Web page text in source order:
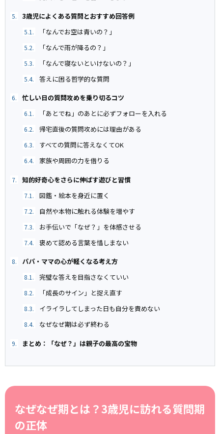
5. 3歳児によくある質問とおすすめ回答例
5.1. 「なんでお空は青いの？」
5.2. 「なんで雨が降るの？」
5.3. 「なんで寝ないといけないの？」
5.4. 答えに困る哲学的な質問
6. 忙しい日の質問攻めを乗り切るコツ
6.1. 「あとでね」のあとに必ずフォローを入れる
6.2. 帰宅直後の質問攻めには理由がある
6.3. すべての質問に答えなくてOK
6.4. 家族や周囲の力を借りる
7. 知的好奇心をさらに伸ばす遊びと習慣
7.1. 図鑑・絵本を身近に置く
7.2. 自然や本物に触れる体験を増やす
7.3. お手伝いで「なぜ？」を体感させる
7.4. 褒めて認める言葉を惜しまない
8. パパ・ママの心が軽くなる考え方
8.1. 完璧な答えを目指さなくていい
8.2. 「成長のサイン」と捉え直す
8.3. イライラしてしまった日も自分を責めない
8.4. なぜなぜ期は必ず終わる
9. まとめ：「なぜ？」は親子の最高の宝物
なぜなぜ期とは？3歳児に訪れる質問期
の正体